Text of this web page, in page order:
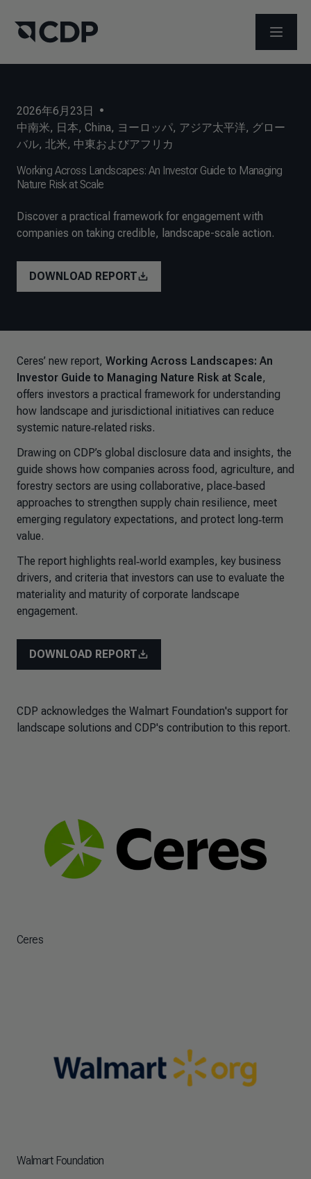
メニュ
2026年6月23日
•
中南米, 日本, China, ヨーロッパ, アジア太平洋, グロー
バル, 北米, 中東およびアフリカ
Working Across Landscapes: An Investor Guide to Managing
Nature Risk at Scale
Discover a practical framework for engagement with
companies on taking credible, landscape-scale action.
DOWNLOAD REPORT
Ceres’ new report, Working Across Landscapes: An
Investor Guide to Managing Nature Risk at Scale,
offers investors a practical framework for understanding
how landscape and jurisdictional initiatives can reduce
systemic nature‑related risks.
Drawing on CDP’s global disclosure data and insights, the
guide shows how companies across food, agriculture, and
forestry sectors are using collaborative, place‑based
approaches to strengthen supply chain resilience, meet
emerging regulatory expectations, and protect long‑term
value.
The report highlights real‑world examples, key business
drivers, and criteria that investors can use to evaluate the
materiality and maturity of corporate landscape
engagement.
DOWNLOAD REPORT
CDP acknowledges the Walmart Foundation's support for
landscape solutions and CDP's contribution to this report.
Ceres
Walmart Foundation